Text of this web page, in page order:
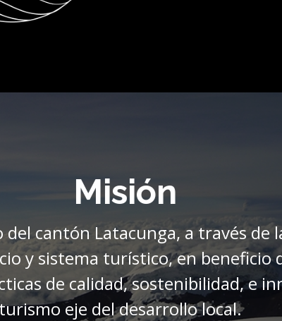
cantón Latacunga, a través de
y sistema turístico, en beneficio
de calidad, sostenibilidad, e
eje del desarrollo local.